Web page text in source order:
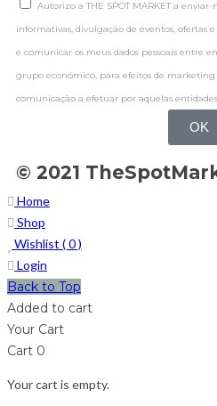
Autorizo a THE SPOT MARKET a
informativas, divulgação de eventos, ofertas
e comunicar os meus dados pessoais entre
grupo económico, para efeitos de
comunicação a efetuar por aquelas
OK
© 2021
Home
Shop
Wishlist (0)
Login
Back to Top
Added to cart
Your Cart
Cart 0
Your cart is empty.